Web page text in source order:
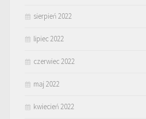
sierpień 2022
lipiec 2022
czerwiec 2022
maj 2022
kwiecień 2022